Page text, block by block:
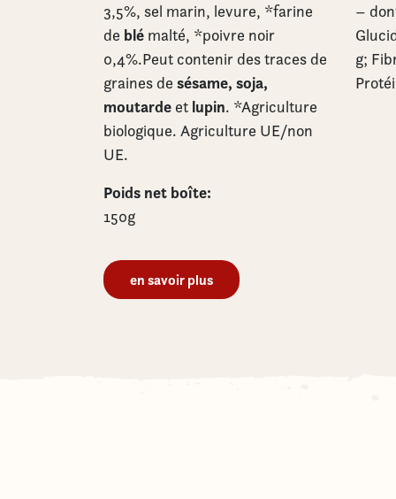
3,5%, sel marin, levure, *farine
de blé malté, *poivre noir
0,4%.Peut contenir des traces de
graines de sésame, soja,
moutarde et lupin. *Agriculture
biologique. Agriculture UE/non
UE.
Poids net boîte:
150g
en savoir plus
–
g;